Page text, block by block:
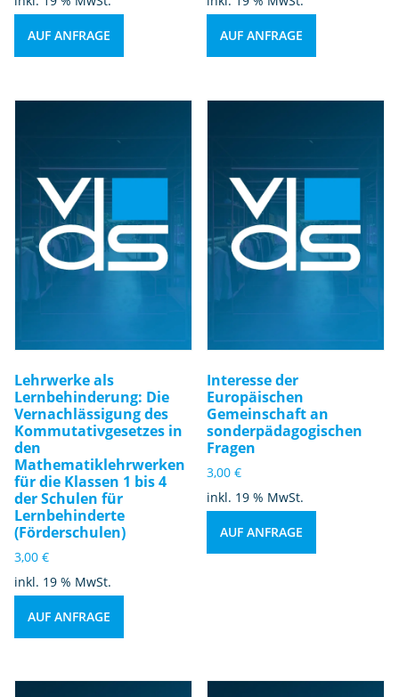
AUF ANFRAGE AUF ANFRAGE
Lehrwerke als
Lernbehinderung: Die
Vernachlässigung des
Kommutativgesetzes in
den
Mathematiklehrwerken
für die Klassen 1 bis 4
der Schulen für
Lernbehinderte
(Förderschulen)
3,00 €
inkl. 19 % MwSt.
AUF ANFRAGE
Interesse der
Europäischen
Gemeinschaft an
sonderpädagogischen
Fragen
3,00€
inkl. 19 % MwSt.
AUF ANFRAGE